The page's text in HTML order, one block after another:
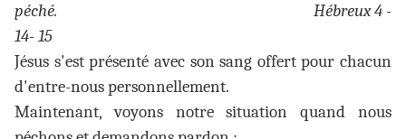
péché. Hébreux 4 -
14- 15
Jésus s'est présenté avec son sang offert pour chacun
d'entre-nous personnellement.
Maintenant, voyons notre situation quand nous